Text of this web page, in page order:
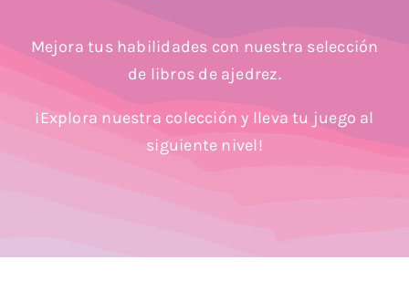
Blog
Mejora tus habilidades con nuestra selección
de libros de ajedrez.
¡Explora nuestra colección y lleva tu juego al
siguiente nivel!